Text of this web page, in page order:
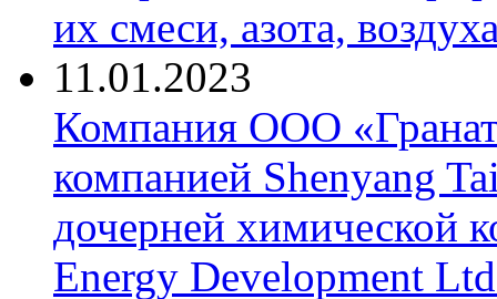
их смеси, азота,
11.01.2023
Компания ООО
компанией Shenyang
дочерней химической
Energy Development